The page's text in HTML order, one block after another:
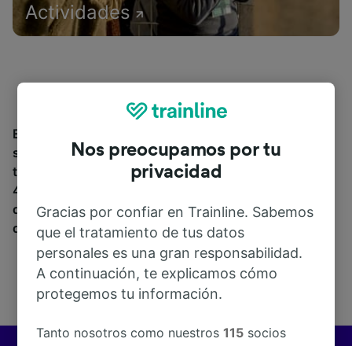
Actividades
Encuentra información sobre la estación y sus
servicios, comprueba los horarios de tren y reserva
tus billetes desde o hacia Franza. Trainline opera en
45 países y vende billetes de más de 270 compañías
de tren y autobús incluyendoRenfe. Descubre a
dónde puedes ir desde Franza con Trainline.
Nos preocupamos por tu
privacidad
Gracias por confiar en Trainline. Sabemos
que el tratamiento de tus datos
personales es una gran responsabilidad.
A continuación, te explicamos cómo
protegemos tu información.
Tanto nosotros como nuestros115 socios